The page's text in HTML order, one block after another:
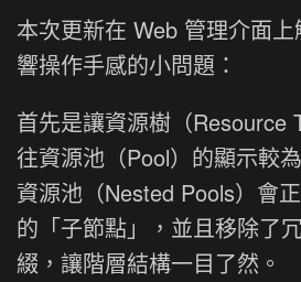
本次更新在 Web 管理介面
響操作手感的小問題：
首先是讓資源樹（Resource
往資源池（Pool）的顯示較
資源池（Nested Pools）會
的「子節點」，並且移除了
綴，讓階層結構一目了然。